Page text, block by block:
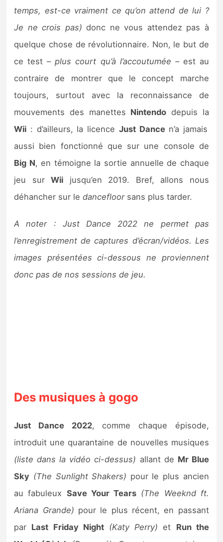
Sorties de jeux
Bons plans
Guides
temps, est-ce vraiment ce qu’on attend de lui ?
Je ne crois pas) donc ne vous attendez pas à
quelque chose de révolutionnaire. Non, le but de
ce test– plus court qu’à l’accoutumée –est au
contraire de montrer que le concept marche
toujours, surtout avec la reconnaissance de
mouvements des manettes Nintendo depuis la
Wii : d’ailleurs, la licence Just Dancen’a jamais
aussi bien fonctionné que sur une console de
Big N, en témoigne la sortie annuelle de chaque
jeu surWii jusqu’en 2019. Bref, allons nous
déhancher sur ledancefloorsans plus tarder.
A noter : Just Dance 2022 ne permet pas
l’enregistrement de captures d’écran/vidéos. Les
images présentées ci-dessous ne proviennent
donc pas de nos sessions de jeu.
Des musiques à gogo
Just Dance 2022, comme chaque épisode,
introduit une quarantaine de nouvelles musiques
(liste dans la vidéo ci-dessus) allant de Mr Blue
Sky (The Sunlight Shakers) pour le plus ancien
au fabuleux Save Your Tears (The Weeknd ft.
Ariana Grande) pour le plus récent, en passant
par Last Friday Night (Katy Perry) et Run the